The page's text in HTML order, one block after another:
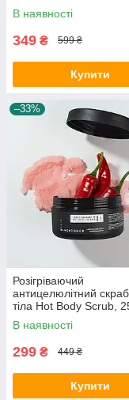
ФАКТОРОМ
В наявності
349 ₴ 599 ₴
Купити
–33%
Розігріваючий
антицелюлітний
тіла Hot Body Scrub,
В наявності
299 ₴ 449 ₴
Купити